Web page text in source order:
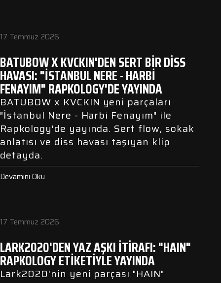
17 Temmuz 2026
BATUBOW X KVCKIN'DEN SERT BIR DISS
HAVASI: "İSTANBUL NERE - HARBİ
FENAYIM" RAPKOLOGY'DE YAYINDA
BATUBOW x KVCKIN yeni parçaları
"İstanbul Nere - Harbi Fenayım" ile
Rapkology'de yayında. Sert flow, sokak
anlatısı ve diss havası taşıyan klip
detayda.
Devamını Oku
17 Temmuz 2026
LARK2020'DEN YAZ AŞKI İTIRAFI: "HAIN"
RAPKOLOGY ETIKETIYLE YAYINDA
Lark2020'nin yeni parçası "HAIN"